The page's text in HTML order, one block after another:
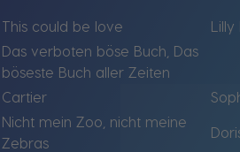
This could be love Lilly
Das verboten böse Buch, Das
böseste Buch aller Zeiten
Cartier
Nicht mein Zoo, nicht meine
Zebras